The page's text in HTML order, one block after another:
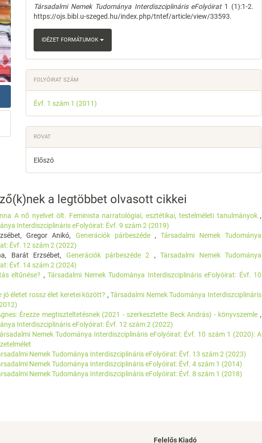
Társadalmi Nemek Tudománya Interdiszciplináris eFolyóirat1 (1):1-2.
https://ojs.bibl.u-szeged.hu/index.php/tntef/article/view/33593.
IDÉZET FORMÁTUMOK
FOLYÓIRAT SZÁM
Évf. 1 szám 1 (2011)
ROVAT
Előszó
a legtöbbet olvasott cikkei
A nő nyelvet ölt. Feminista narratológiai, esztétikai, testelméleti tanulmányok ,
Interdiszciplináris eFolyóirat: Évf. 9 szám 2 (2019)
Gregor Anikó, Generációk párbeszéde , Társadalmi Nemek Tudománya
Évf. 12 szám 2 (2022)
Barát Erzsébet, Generációk párbeszéde 2 ,Társadalmi Nemek Tudománya
Évf. 14 szám 2 (2024)
eltűnése? , Társadalmi Nemek Tudománya Interdiszciplináris eFolyóirat: Évf. 10
jó életet rossz élet keretei között? ,Társadalmi Nemek Tudománya Interdiszciplináris
Érezze megtiszteltetésnek (2021 - szerkesztette Beck András) - könyvszemle ,
Interdiszciplináris eFolyóirat: Évf. 12 szám 2 (2022)
Nemek Tudománya Interdiszciplináris eFolyóirat: Évf. 10 szám 1 (2020): A
Nemek Tudománya Interdiszciplináris eFolyóirat: Évf. 13 szám 2 (2023)
Nemek Tudománya Interdiszciplináris eFolyóirat: Évf. 4 szám 1 (2014)
Nemek Tudománya Interdiszciplináris eFolyóirat: Évf. 8 szám 1 (2018)
Felelős Kiadó